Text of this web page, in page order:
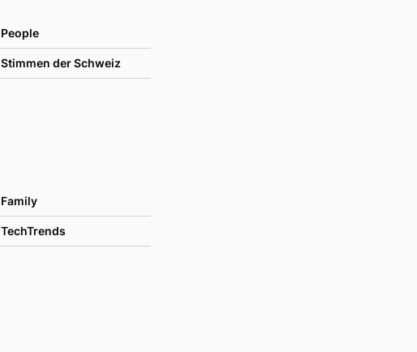
People
Stimmen der Schweiz
Family
TechTrends